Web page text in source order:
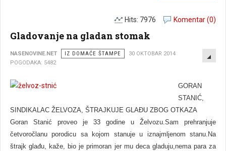
Komentar (0)
Hits: 7976
Gladovanje na gladan stomak
NASENOVINE.NET IZ DOMAĆE ŠTAMPE
30 OKTOBAR 2014
POGODAKA: 5482
GORAN
STANIĆ,
SINDIKALAC ŽELVOZA, ŠTRAJKUJE GLAĐU ZBOG OTKAZA
Goran Stanić proveo je 33 godine u Želvozu.Sam prehranjuje
četvoročlanu porodicu sa kojom stanuje u iznajmljenom stanu.Na
štrajk glađu, kaže, bio je primoran jer mu deca gladuju,nema para za